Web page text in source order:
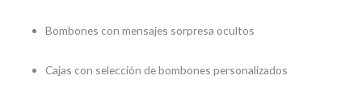
Bombones con mensajes sorpresa ocultos
Cajas con selección de bombones personalizados